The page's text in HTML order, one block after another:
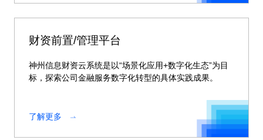
财资前置/管理平台
神州信息财资云系统是以“场景化应用+数字化生态”为目
标，探索公司金融服务数字化转型的具体实践成果。
了解更多